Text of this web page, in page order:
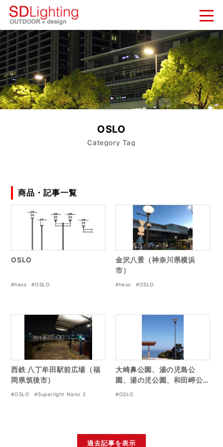
新着情報
NEWS
納入実績
WORKS
会社概要
COMPANY
OSLO
Category Tag
商品・記事一覧
OSLO
#hess #OSLO
金沢八景（神奈川県横浜
市）
#hess #OSLO
西鉄 八丁牟田駅前広場（福
岡県筑後市）
#OSLO #Superlight Nano 2
大崎鼻公園、湯の児島公
園、湯の児公園、和田岬公
園（熊本県水俣市）
#OSLO
過去記事を表示